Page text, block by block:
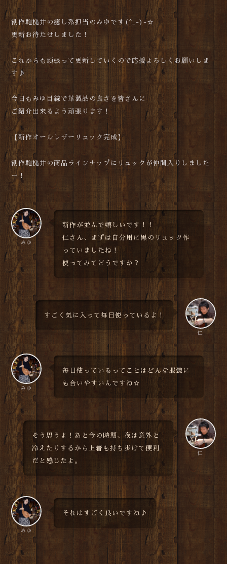
創作鞄槌井の癒し系担当のみゆです(^_-)-☆
更新お待たせしました！
これからも頑張って更新していくので応援よろしくお願いしま
す♪
今日もみゆ目線で革製品の良さを皆さんに
ご紹介出来るよう頑張ります！
【新作オールレザーリュック完成】
創作鞄槌井の商品ラインナップにリュックが仲間入りしました
ー！
みゆ
新作が並んで嬉しいです！！
仁さん、まずは自分用に黒のリュック作
っていましたね！
使ってみてどうですか？
仁
すごく気に入って毎日使っているよ！
みゆ
毎日使っているってことはどんな服装に
も合いやすいんですね☆
仁
そう思うよ！あと今の時期、夜は意外と
冷えたりするから上着も持ち歩けて便利
だと感じたよ。
みゆ
それはすごく良いですね♪